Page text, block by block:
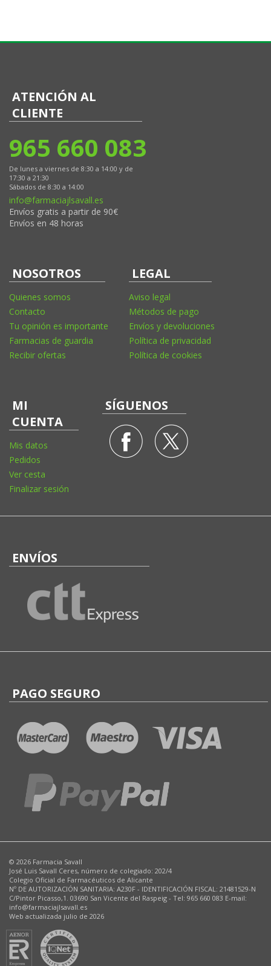
ATENCIÓN AL
CLIENTE
965 660 083
De lunes a viernes de 8:30 a 14:00 y de
17:30 a 21:30
Sábados de 8:30 a 14:00
info@farmaciajlsavall.es
Envíos gratis a partir de 90€
Envíos en 48 horas
NOSOTROS
Quienes somos
Contacto
Tu opinión es importante
Farmacias de guardia
Recibir ofertas
LEGAL
Aviso legal
Métodos de pago
Envíos y devoluciones
Política de privacidad
Política de cookies
MI
CUENTA
Mis datos
Pedidos
Ver cesta
Finalizar sesión
SÍGUENOS
ENVÍOS
PAGO SEGURO
© 2026 Farmacia Savall
José Luis Savall Ceres, número de colegiado: 202/4
Colegio Oficial de Farmacéuticos de Alicante
Nº DE AUTORIZACIÓN SANITARIA: A230F - IDENTIFICACIÓN FISCAL: 21481529-N
C/Pintor Picasso,1. 03690 San Vicente del Raspeig - Tel: 965 660 083 E-mail:
info@farmaciajlsavall.es
Web actualizada julio de 2026